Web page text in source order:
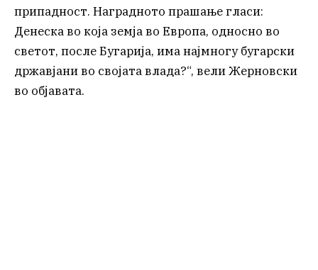
припадност. Наградното прашање гласи:
Денеска во која земја во Европа, односно во
светот, после Бугарија, има најмногу бугарски
државјани во својата влада?“, вели Жерновски
во објавата.